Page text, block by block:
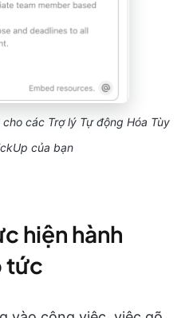
các Trợ lý Tự động Hóa Tùy
của bạn
hiện hành
tức